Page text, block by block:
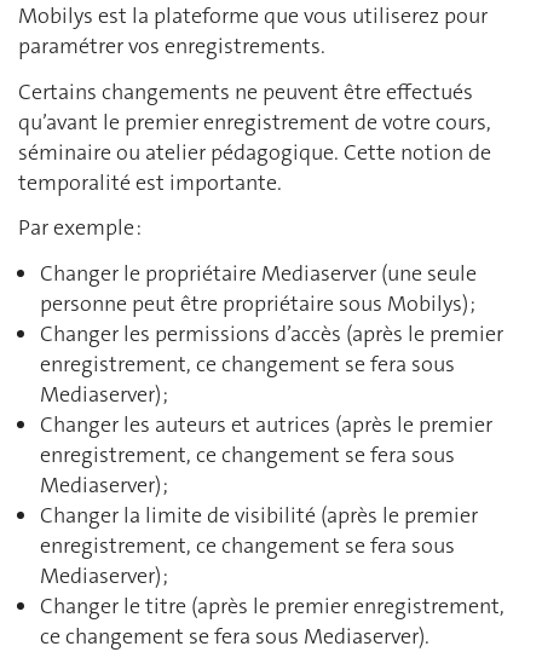
Mobilys est la plateforme que vous utiliserez pour
paramétrer vos enregistrements.
Certains changements ne peuvent être effectués
qu’avant le premier enregistrement de votre cours,
séminaire ou atelier pédagogique. Cette notion de
temporalité est importante.
Par exemple :
Changer le propriétaire Mediaserver (une seule
personne peut être propriétaire sous Mobilys) ;
Changer les permissions d’accès (après le premier
enregistrement, ce changement se fera sous
Mediaserver) ;
Changer les auteurs et autrices (après le premier
enregistrement, ce changement se fera sous
Mediaserver) ;
Changer la limite de visibilité (après le premier
enregistrement, ce changement se fera sous
Mediaserver) ;
Changer le titre (après le premier enregistrement,
ce changement se fera sous Mediaserver).